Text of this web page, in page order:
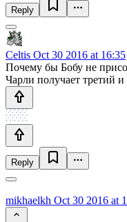
Reply
Celtis Oct 30 2016 at 16:35
Почему бы Бобу не
Чарли получает третий
Reply
mikhaelkh Oct 30 2016 at